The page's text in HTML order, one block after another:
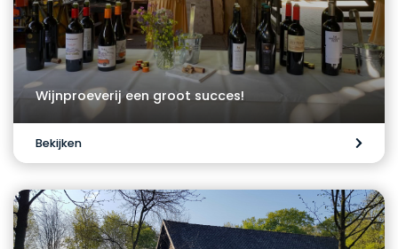
Wijnproeverij een groot succes!
Bekijken